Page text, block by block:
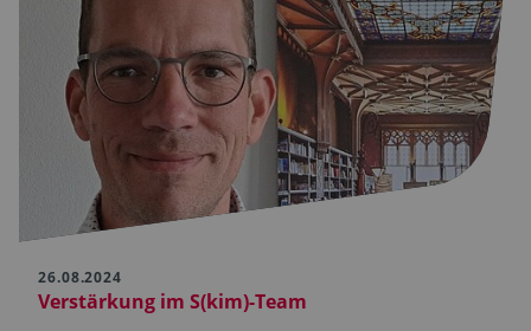
26.08.2024
Verstärkung im S(kim)-Team